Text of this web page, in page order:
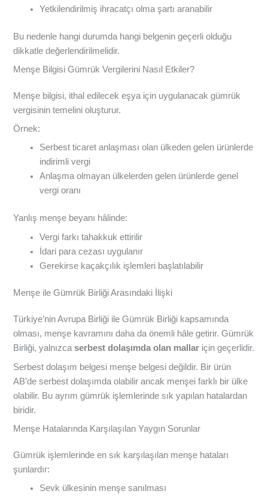
Yetkilendirilmiş ihracatçı olma şartı aranabilir
Bu nedenle hangi durumda hangi belgenin geçerli olduğu
dikkatle değerlendirilmelidir.
Menşe Bilgisi Gümrük Vergilerini Nasıl Etkiler?
Menşe bilgisi, ithal edilecek eşya için uygulanacak gümrük
vergisinin temelini oluşturur.
Örnek:
Serbest ticaret anlaşması olan ülkeden gelen ürünlerde
indirimli vergi
Anlaşma olmayan ülkelerden gelen ürünlerde genel
vergi oranı
Yanlış menşe beyanı hâlinde:
Vergi farkı tahakkuk ettirilir
İdari para cezası uygulanır
Gerekirse kaçakçılık işlemleri başlatılabilir
Menşe ile Gümrük Birliği Arasındaki İlişki
Türkiye’nin Avrupa Birliği ile Gümrük Birliği kapsamında
olması, menşe kavramını daha da önemli hâle getirir. Gümrük
Birliği, yalnızcaserbest dolaşımda olan mallar için geçerlidir.
Serbest dolaşım belgesi menşe belgesi değildir. Bir ürün
AB’de serbest dolaşımda olabilir ancak menşei farklı bir ülke
olabilir. Bu ayrım gümrük işlemlerinde sık yapılan hatalardan
biridir.
Menşe Hatalarında Karşılaşılan Yaygın Sorunlar
Gümrük işlemlerinde en sık karşılaşılan menşe hataları
şunlardır:
Sevk ülkesinin menşe sanılması